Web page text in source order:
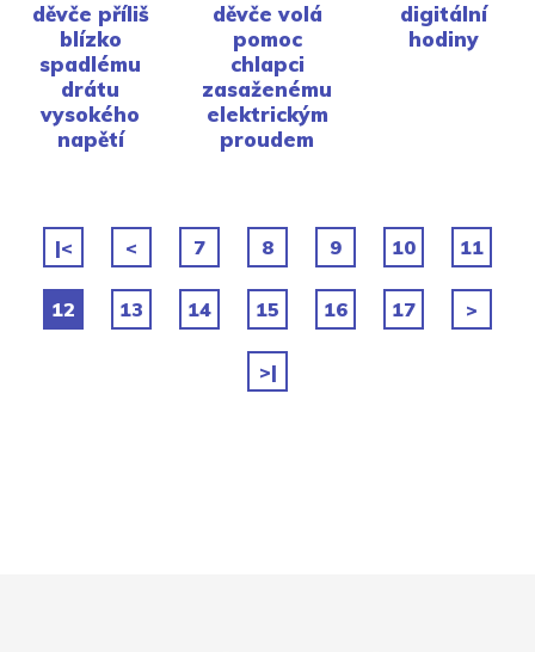
děvče příliš
blízko
spadlému
drátu
vysokého
napětí
děvče volá
pomoc
chlapci
zasaženému
elektrickým
proudem
digitální
hodiny
|< < 7 8 9 10 11
12 13 14 15 16 17 >
>|